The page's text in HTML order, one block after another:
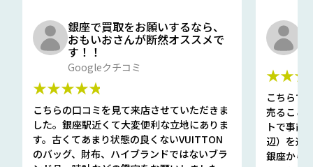
銀座で買取をお願いするなら、
おもいおさんが断然オススメで
す！！
Googleクチコミ
★★★★★
こちらの口コミを見て来店させていただきま
した。銀座駅近くて大変便利な立地にありま
す。古くてあまり状態の良くないVUITTON
のバッグ、財布、ハイブランドではないブラ
こちらで
売ること
トで事前
辺）を選
銀座から